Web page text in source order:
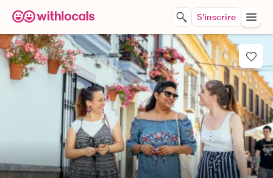
S'inscrire